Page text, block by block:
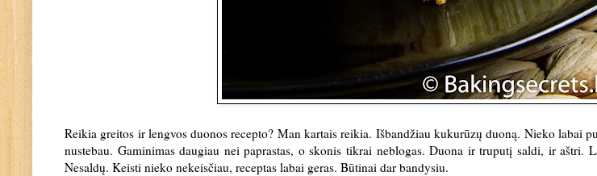
Reikia greitos ir lengvos duonos recepto? Man kartais reikia. Išbandžiau kukurūzų duoną. Nieko labai
nustebau. Gaminimas daugiau nei paprastas, o skonis tikrai neblogas. Duona ir truputį saldi, ir aštri.
Nesaldų. Keisti nieko nekeisčiau, receptas labai geras. Būtinai dar bandysiu.